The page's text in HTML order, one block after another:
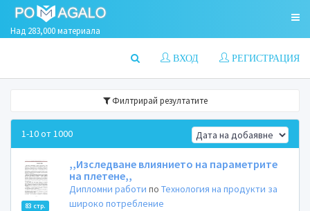
Над 283,000 материала
РЕГИСТРАЦИЯ
ВХОД
Филтрирай резултатите
1-10 от 1000
83 стр.
,,Изследване влиянието на параметрите
на плетене,,
Дипломни работи поТехнология на продукти за
широко потребление